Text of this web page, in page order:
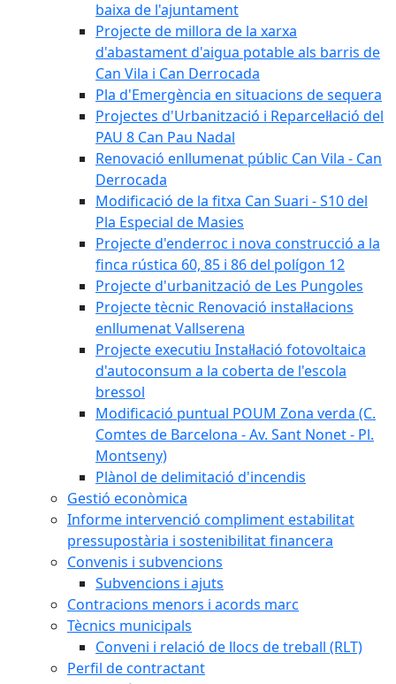
baixa de l'ajuntament
Projecte de millora de la xarxa
d'abastament d'aigua potable als barris de
Can Vila i Can Derrocada
Pla d'Emergència en situacions de sequera
Projectes d'Urbanització i Reparcel·lació del
PAU 8 Can Pau Nadal
Renovació enllumenat públic Can Vila - Can
Derrocada
Modificació de la fitxa Can Suari - S10 del
Pla Especial de Masies
Projecte d'enderroc i nova construcció a la
finca rústica 60, 85 i 86 del polígon 12
Projecte d'urbanització de Les Pungoles
Projecte tècnic Renovació instal·lacions
enllumenat Vallserena
Projecte executiu Instal·lació fotovoltaica
d'autoconsum a la coberta de l'escola
bressol
Modificació puntual POUM Zona verda (C.
Comtes de Barcelona - Av. Sant Nonet - Pl.
Montseny)
Plànol de delimitació d'incendis
Gestió econòmica
Informe intervenció compliment estabilitat
pressupostària i sostenibilitat financera
Convenis i subvencions
Subvencions i ajuts
Contracions menors i acords marc
Tècnics municipals
Conveni i relació de llocs de treball (RLT)
Perfil de contractant